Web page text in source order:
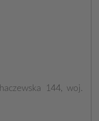
144, woj.